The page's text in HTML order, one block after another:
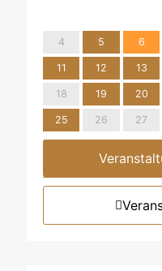
4 5 6
11 12 13
18 19 20
25 26 27